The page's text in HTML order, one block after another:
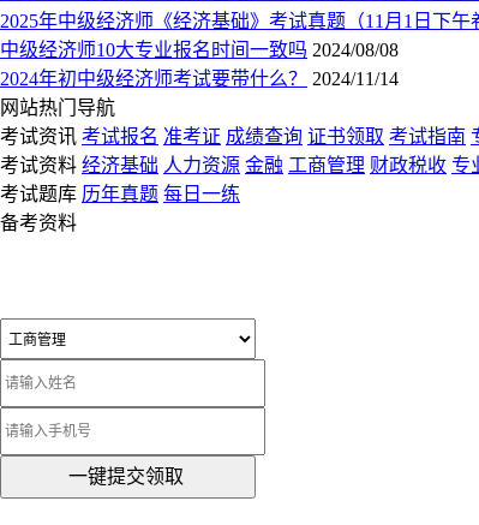
2025年中级经济师《经济基础》考试真题（11月1日下午
中级经济师10大专业报名时间一致吗 2024/08/08
2024年初中级经济师考试要带什么？
2024/11/14
网站热门导航
考试资讯 考试报名 准考证 成绩查询 证书领取 考试指南
考试资料 经济基础 人力资源 金融 工商管理 财政税收 专
考试题库 历年真题 每日一练
备考资料
一键提交领取